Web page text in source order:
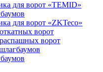
для ворот «TEMID»
для ворот «ZKTeco»
ворот
ворот